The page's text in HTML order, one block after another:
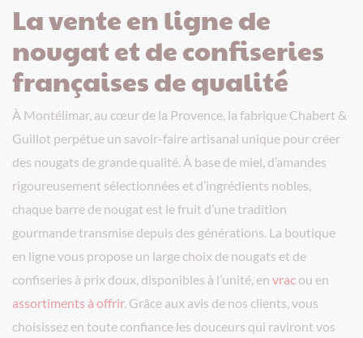
La vente en ligne de
nougat et de confiseries
françaises de qualité
À Montélimar, au cœur de la Provence, la fabrique Chabert &
Guillot perpétue un savoir-faire artisanal unique pour créer
des nougats de grande qualité. À base de miel, d’amandes
rigoureusement sélectionnées et d’ingrédients nobles,
chaque barre de nougat est le fruit d’une tradition
gourmande transmise depuis des générations. La boutique
en ligne vous propose un large choix de nougats et de
confiseries à prix doux, disponibles à l’unité, en vrac ou en
assortiments à offrir. Grâce aux avis de nos clients, vous
choisissez en toute confiance les douceurs qui raviront vos